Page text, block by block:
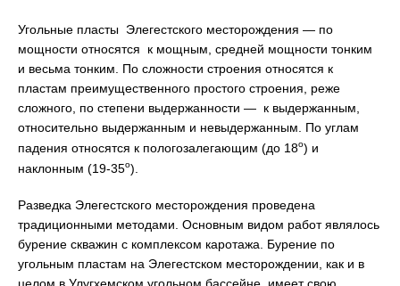
Угольные пласты Элегестского месторождения — по
мощности относятся к мощным, средней мощности тонким
и весьма тонким. По сложности строения относятся к
пластам преимущественного простого строения, реже
сложного, по степени выдержанности — к выдержанным,
относительно выдержанным и невыдержанным. По углам
падения относятся к пологозалегающим (до 18о) и
наклонным (19-35о).
Разведка Элегестского месторождения проведена
традиционными методами. Основным видом работ являлось
бурение скважин с комплексом каротажа. Бурение по
угольным пластам на Элегестском месторождении, как и в